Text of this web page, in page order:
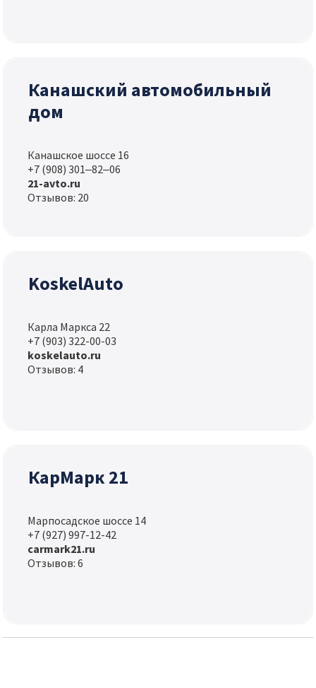
Канашский автомобильный
дом
Канашское шоссе 16
+7 (908) 301‒82‒06
21-avto.ru
Отзывов: 20
KoskelAuto
Карла Маркса 22
+7 (903) 322-00-03
koskelauto.ru
Отзывов: 4
КарМарк 21
Марпосадское шоссе 14
+7 (927) 997-12-42
carmark21.ru
Отзывов: 6